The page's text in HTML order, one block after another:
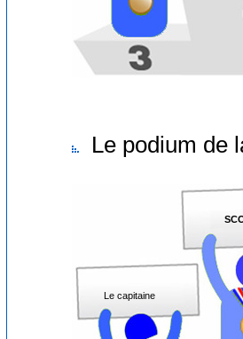
Le podium de
Le capitaine